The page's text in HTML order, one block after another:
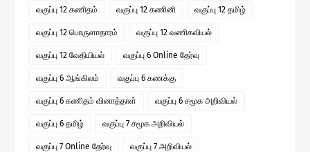
வகுப்பு 12 கணிதம் வகுப்பு 12 கணினி வகுப்பு 12 தமிழ்
வகுப்பு 12 பொருளாதாரம் வகுப்பு 12 வணிகவியல்
வகுப்பு 12 வேதியியல் வகுப்பு 6 Online தேர்வு
வகுப்பு 6 ஆங்கிலம் வகுப்பு 6 கணக்கு
வகுப்பு 6 கணிதம் வினாத்தாள் வகுப்பு 6 சமூக அறிவியல்
வகுப்பு 6 தமிழ் வகுப்பு 7 சமூக அறிவியல்
வகுப்பு 7 Online தேர்வு வகுப்பு 7 அறிவியல்